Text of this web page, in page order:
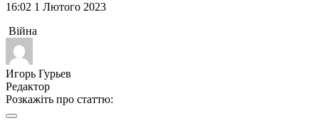
16:02 1 Лютого 2023
Війна
Игорь Гурьев
Редактор
Розкажіть про статтю: